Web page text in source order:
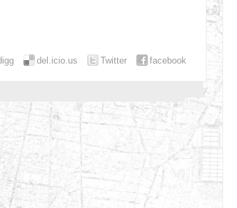
facebook
Twitter
del.icio.us